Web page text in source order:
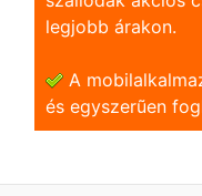
legjobb árakon.
A
és egyszerũen